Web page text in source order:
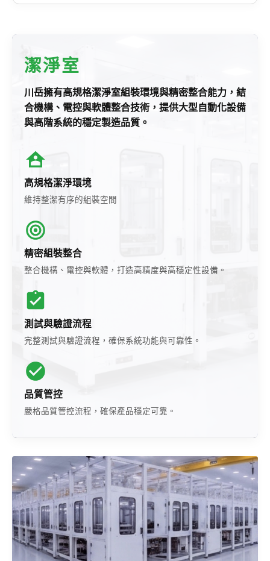
潔淨室
川岳擁有高規格潔淨室組裝環境與精密整合能力，結
合機構、電控與軟體整合技術，提供大型自動化設備
與高階系統的穩定製造品質。
高規格潔淨環境
維持整潔有序的組裝空間
精密組裝整合
整合機構、電控與軟體，打造高精度與高穩定性設備。
測試與驗證流程
完整測試與驗證流程，確保系統功能與可靠性。
品質管控
嚴格品質管控流程，確保產品穩定可靠。